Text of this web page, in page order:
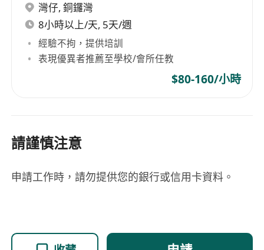
灣仔, 銅鑼灣
8小時以上/天, 5天/週
經驗不拘，提供培訓
表現優異者推薦至學校/會所任教
$80-160/小時
請謹慎注意
申請工作時，請勿提供您的銀行或信用卡資料。